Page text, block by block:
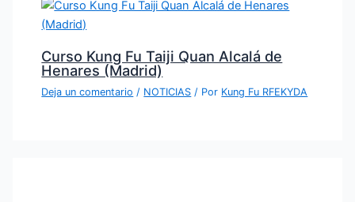
Curso Kung Fu Taiji Quan Alcalá de
Henares (Madrid)
Deja un comentario / NOTICIAS / Por Kung Fu RFEKYDA